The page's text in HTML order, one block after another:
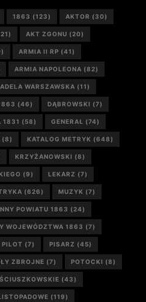
1863 (123) AKTOR (30)
AKT ZGONU (20)
ARMIA II RP (41)
ARMIA NAPOLEONA (82)
WARSZAWSKA (11)
(46) DĄBROWSKI (7)
1831 (58) GENERAŁ (74)
(8) KATALOG METRYK (648)
KRZYŻANOWSKI (8)
(9) LEKARZ (7)
(626) MUZYK (7)
POWIATU 1863 (24)
WOJEWÓDZTWA 1863 (7)
PILOT (7) PISARZ (45)
ZBROJNE (7) POTOCKI (8)
(43)
(119)